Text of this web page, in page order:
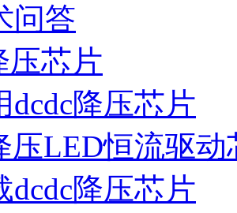
问答
压芯片
dcdc降压芯片
压LED恒流驱动
dcdc降压芯片